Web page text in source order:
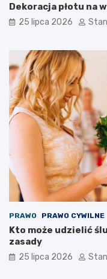
Dekoracja płotu na
25 lipca 2026
PRAWO PRAWO CYWILNE
Kto może udzielić
zasady
25 lipca 2026